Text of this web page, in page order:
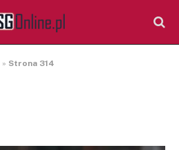
» Strona 314